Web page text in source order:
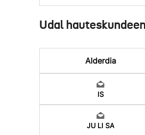
Udal
Alderdia
IS
JU LI SA